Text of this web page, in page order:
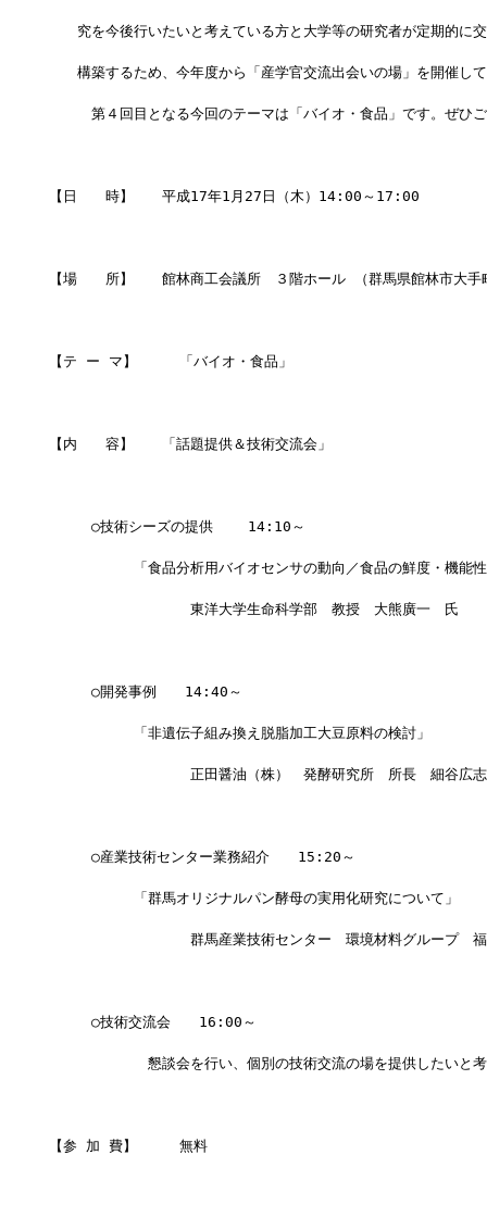
究を今後行いたいと考えている方と大学等の研究者が定期的に
構築するため、今年度から「産学官交流出会いの場」を開催し
第４回目となる今回のテーマは「バイオ・食品」です。ぜひご
【日　　時】　　平成17年1月27日（木）14:00～17:00
【場　　所】　　館林商工会議所　３階ホール （群馬県館林市大
【テ ー マ】　　　「バイオ・食品」
【内　　容】　　「話題提供＆技術交流会」
○技術シーズの提供    14:10～
「食品分析用バイオセンサの動向／食品の鮮度・機能性
東洋大学生命科学部　教授　大熊廣一　氏
○開発事例　　14:40～
「非遺伝子組み換え脱脂加工大豆原料の検討」
正田醤油（株）　発酵研究所　所長　細谷広志
○産業技術センター業務紹介　　15:20～
「群馬オリジナルパン酵母の実用化研究について」
群馬産業技術センター　環境材料グループ　福
○技術交流会　　16:00～
懇談会を行い、個別の技術交流の場を提供したいと考
【参 加 費】　　　無料